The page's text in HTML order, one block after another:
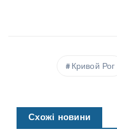
Кривой Рог
Схожі новини